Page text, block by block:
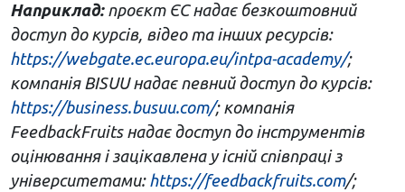
Наприклад:проєкт ЄС надає безкоштовний
доступ до курсів, відео та інших ресурсів:
https://webgate.ec.europa.eu/intpa-academy/;
компанія BISUU надає певний доступ до курсів:
https://business.busuu.com/; компанія
FeedbackFruits надає доступ до інструментів
оцінювання і зацікавлена у існій співпраці з
університетами: https://feedbackfruits.com/;